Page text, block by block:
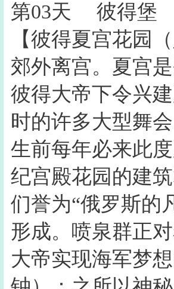
第03天
彼得堡
【彼得夏宫花园
郊外离宫。夏宫
彼得大帝下令兴
时的许多大型舞
生前每年必来此
纪宫殿花园的建
们誉为“俄罗斯的
形成。喷泉群正
大帝实现海军梦